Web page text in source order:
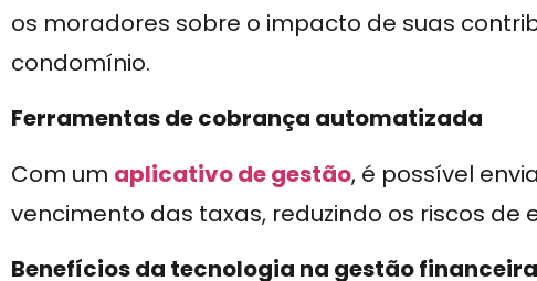
os moradores sobre o impacto de suas
condomínio.
Ferramentas de cobrança automatizada
Com um aplicativo de gestão, é possível
vencimento das taxas, reduzindo os riscos de
Benefícios da tecnologia na gestão financeira